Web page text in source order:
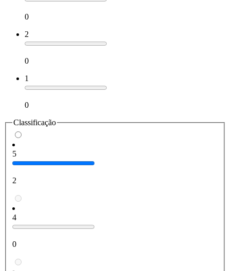
0
2
0
1
0
Classificação
5
2
4
0